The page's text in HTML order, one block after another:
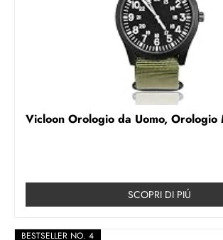
Vicloon Orologio da Uomo, Orologio
SCOPRI DI PIÚ
BESTSELLER NO. 4